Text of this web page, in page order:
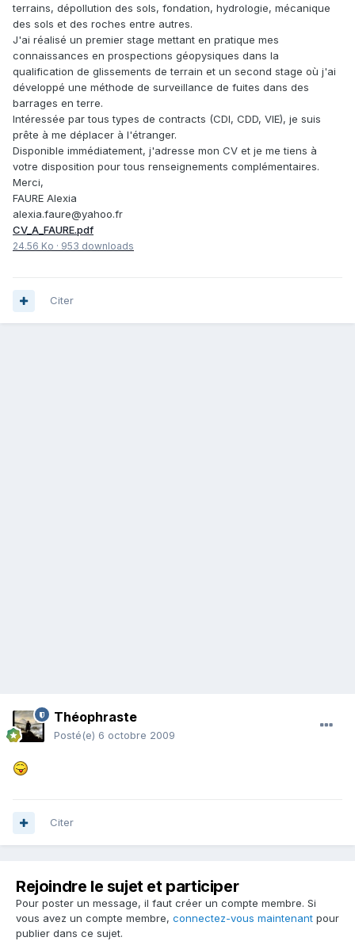
terrains, dépollution des sols, fondation, hydrologie, mécanique
des sols et des roches entre autres.
J'ai réalisé un premier stage mettant en pratique mes
connaissances en prospections géopysiques dans la
qualification de glissements de terrain et un second stage où j'ai
développé une méthode de surveillance de fuites dans des
barrages en terre.
Intéressée par tous types de contracts (CDI, CDD, VIE), je suis
prête à me déplacer à l'étranger.
Disponible immédiatement, j'adresse mon CV et je me tiens à
votre disposition pour tous renseignements complémentaires.
Merci,
FAURE Alexia
alexia.faure@yahoo.fr
CV_A_FAURE.pdf
24.56 Ko · 953 downloads
Citer
Théophraste
Posté(e) 6 octobre 2009
Citer
Rejoindre le sujet et participer
Pour poster un message, il faut créer un compte membre. Si
vous avez un compte membre, connectez-vous maintenant pour
publier dans ce sujet.